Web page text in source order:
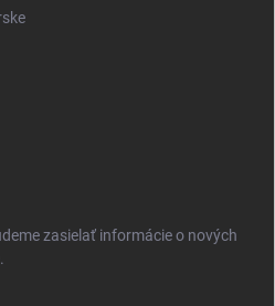
zasielať informácie o nových